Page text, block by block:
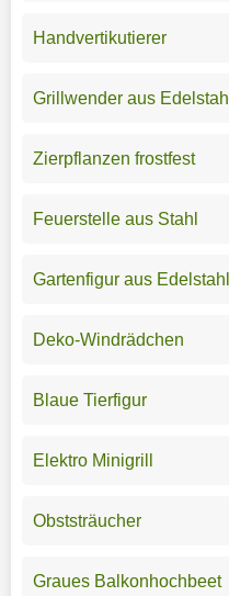
Handvertikutierer
Grillwender aus Edelstahl
Zierpflanzen frostfest
Feuerstelle aus Stahl
Gartenfigur aus Edelstahl
Deko-Windrädchen
Blaue Tierfigur
Elektro Minigrill
Obststräucher
Graues Balkonhochbeet